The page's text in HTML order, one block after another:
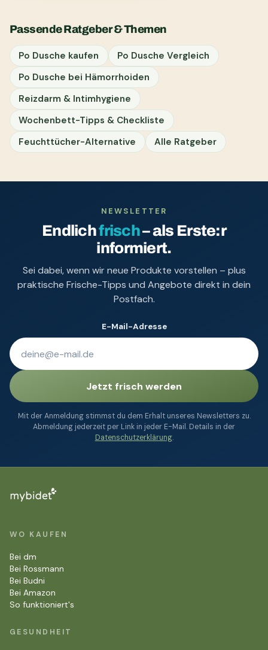
Passende Ratgeber & Themen
Po Dusche kaufen
Po Dusche Vergleich
Po Dusche bei Hämorrhoiden
Reizdarm & Intimhygiene
Wochenbett-Tipps & Checkliste
Feuchttücher-Alternative
Alle Ratgeber
NEWSLETTER
Endlichfrisch– als Erste:r
informiert.
Sei dabei, wenn wir neue Produkte vorstellen – plus
praktische Frische-Tipps und Angebote direkt in dein
Postfach.
E-Mail-Adresse
Jetzt frisch werden
Mit der Anmeldung stimmst du dem Erhalt unseres Newsletters zu.
Abmeldung jederzeit per Link in jeder E-Mail. Details in der
Datenschutzerklärung.
WO KAUFEN
Bei dm
Bei Rossmann
Bei Budni
Bei Amazon
So funktioniert's
GESUNDHEIT